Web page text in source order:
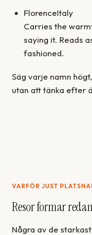
FlorenceItaly
Carries the
saying it. Reads
fashioned.
Säg varje namn
utan att tänka efter
VARFÖR JUST
Resor formar
Några av de